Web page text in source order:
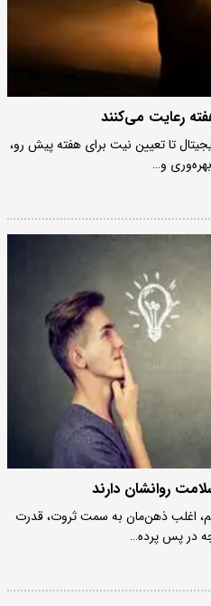
تا تعیین نیت برای هفته پیش رو،
و…
روانشان دارند
اغلب ذهن‌مان به سمت ثروت، قدرت
در پس پرده…